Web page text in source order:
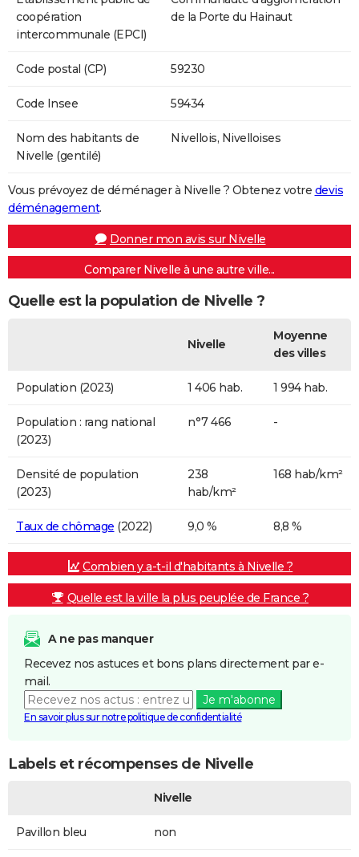
coopération
intercommunale (EPCI)
de la Porte du Hainaut
Code postal (CP) 59230
Code Insee 59434
Nom des habitants de
Nivelle (gentilé)
Nivellois, Nivelloises
Vous prévoyez de déménager à Nivelle ? Obtenez votre devis
déménagement.
Donner mon avis sur Nivelle
Comparer Nivelle à une autre ville...
Quelle est la population de Nivelle ?
Nivelle
Moyenne
des villes
Population (2023) 1 406 hab. 1 994 hab.
Population : rang national
(2023)
n°7 466 -
Densité de population
(2023)
238
hab/km²
168 hab/km²
Taux de chômage (2022) 9,0 % 8,8 %
Combien y a-t-il d'habitants à Nivelle ?
Quelle est la ville la plus peuplée de France ?
A ne pas manquer
Recevez nos astuces et bons plans directement par e-
mail.
Je m'abonne
En savoir plus sur notre politique de confidentialité
Labels et récompenses de Nivelle
Nivelle
Pavillon bleu non